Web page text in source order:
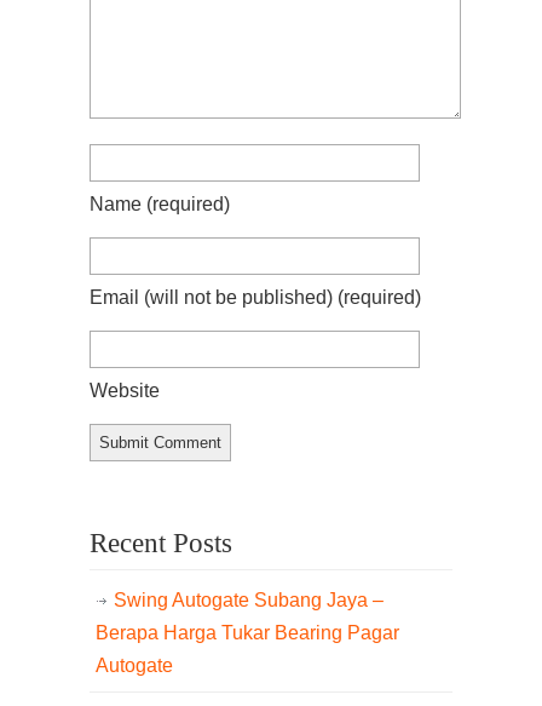
Name (required)
Email (will not be published) (required)
Website
Recent Posts
Swing Autogate Subang Jaya –
Berapa Harga Tukar Bearing Pagar
Autogate